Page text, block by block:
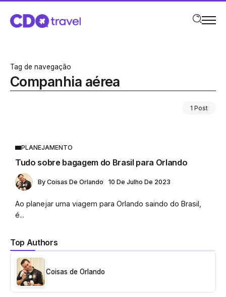
Tag de navegação
Companhia aérea
1 Post
Top Authors
Coisas de Orlando
PLANEJAMENTO
Tudo sobre bagagem do Brasil para Orlando
By Coisas De Orlando 10 De Julho De 2023
Ao planejar uma viagem para Orlando saindo do Brasil,
é...